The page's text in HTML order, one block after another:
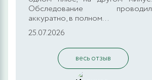
Обследование проводил
аккуратно, в полном...
25.07.2026
весь отзыв